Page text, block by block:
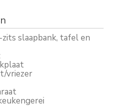
slaapbank, tafel en
vriezer